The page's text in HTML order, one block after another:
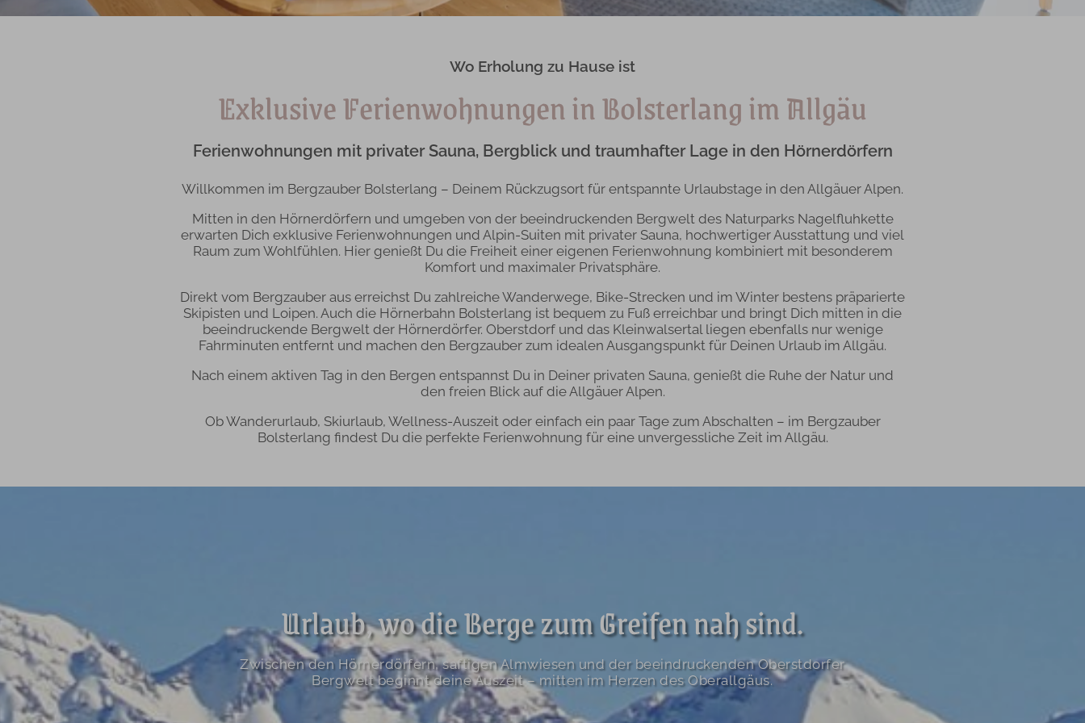
Wo Erholung zu Hause ist
Exklusive Ferienwohnungen in Bolsterlang im Allgäu
Ferienwohnungen mit privater Sauna, Bergblick und traumhafter Lage in den Hörnerdörfern
Willkommen im Bergzauber Bolsterlang – Deinem Rückzugsort für entspannte Urlaubstage in den Allgäuer Alpen.
Mitten in den Hörnerdörfern und umgeben von der beeindruckenden Bergwelt des Naturparks Nagelfluhkette
erwarten Dich exklusive Ferienwohnungen und Alpin-Suiten mit privater Sauna, hochwertiger Ausstattung und viel
Raum zum Wohlfühlen. Hier genießt Du die Freiheit einer eigenen Ferienwohnung kombiniert mit besonderem
Komfort und maximaler Privatsphäre.
Direkt vom Bergzauber aus erreichst Du zahlreiche Wanderwege, Bike-Strecken und im Winter bestens präparierte
Skipisten und Loipen. Auch die Hörnerbahn Bolsterlang ist bequem zu Fuß erreichbar und bringt Dich mitten in die
beeindruckende Bergwelt der Hörnerdörfer. Oberstdorf und das Kleinwalsertal liegen ebenfalls nur wenige
Fahrminuten entfernt und machen den Bergzauber zum idealen Ausgangspunkt für Deinen Urlaub im Allgäu.
Nach einem aktiven Tag in den Bergen entspannst Du in Deiner privaten Sauna, genießt die Ruhe der Natur und
den freien Blick auf die Allgäuer Alpen.
Ob Wanderurlaub, Skiurlaub, Wellness-Auszeit oder einfach ein paar Tage zum Abschalten – im Bergzauber
Bolsterlang findest Du die perfekte Ferienwohnung für eine unvergessliche Zeit im Allgäu.
Urlaub, wo die Berge zum Greifen nah sind.
Zwischen den Hörnerdörfern, saftigen Almwiesen und der beeindruckenden Oberstdorfer
Bergwelt beginnt deine Auszeit – mitten im Herzen des Oberallgäus.